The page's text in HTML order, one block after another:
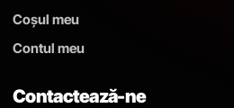
Coșul meu
Contul meu
Contactează-ne